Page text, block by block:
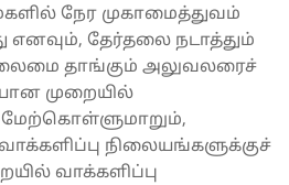
நேர முகாமைத்துவம்
எனவும், தேர்தலை நடாத்தும்
தாங்கும் அலுவலரைச்
முறையில்
வாக்களிப்பு நிலையங்களுக்குச்
வாக்களிப்பு